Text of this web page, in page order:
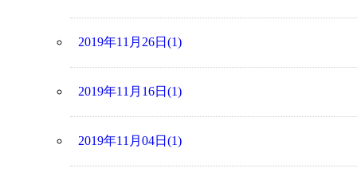
2019年11月26日(1)
2019年11月16日(1)
2019年11月04日(1)